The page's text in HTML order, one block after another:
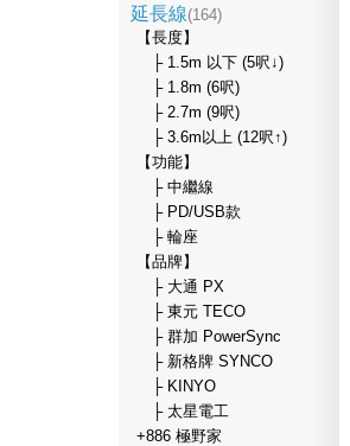
延長線(164)
【長度】
├ 1.5m 以下 (5呎↓)
├ 1.8m (6呎)
├ 2.7m (9呎)
├ 3.6m以上 (12呎↑)
【功能】
├ 中繼線
├ PD/USB款
├ 輪座
【品牌】
├ 大通 PX
├ 東元 TECO
├ 群加 PowerSync
├ 新格牌 SYNCO
├ KINYO
├ 太星電工
+886 極野家